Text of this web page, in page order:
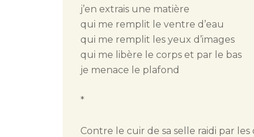
j’en extrais une matière
qui me remplit le ventre d’eau
qui me remplit les yeux d’images
qui me libère le corps et par le bas
je menace le plafond
*
Contre le cuir de sa selle raidi par